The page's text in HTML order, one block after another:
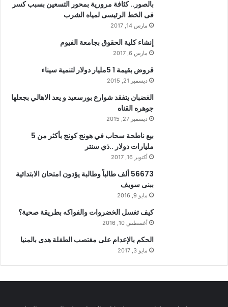
بالصور.. كثافة مرورية بمحور التسعين بسبب كسر
فى الخط الرئيسى لمياه الشرب
مارس 14, 2017
إنشاء كلية الحقوق بجامعة الفيوم
مارس 6, 2017
قروض بقيمة 1 5مليار دولار لتنمية سيناء
ديسمبر 21, 2015
الغضبان يتفقد شوارع بورسعيد و يعد الاهالي بجعلها
جوهره القناه
ديسمبر 27, 2015
بيع ناطحة سحاب في هونج كونج بأكثر من 5
مليارات دولار ..ذي سنتر
أكتوبر 16, 2017
56673 ألف طالباً وطالبة يؤدون امتحان الابتدائية
ببنى سويف
مايو 9, 2016
كيف تغسل الخضروات والفواكه بطريقة صحية؟
أغسطس 10, 2016
الحكم بالإعدام على مغتصب الطفلة هدى بالمنيا
مايو 3, 2017